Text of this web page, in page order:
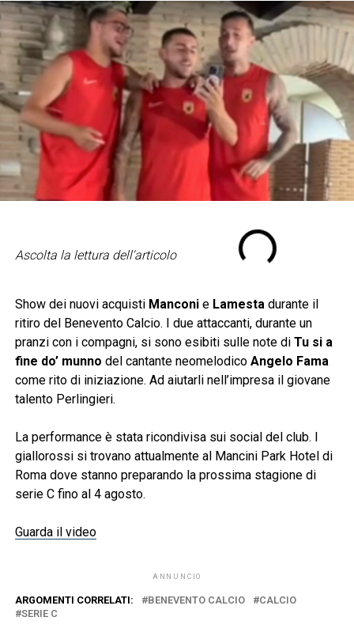
Ascolta la lettura dell'articolo
Show dei nuovi acquisti Manconie Lamesta durante il
ritiro del Benevento Calcio. I due attaccanti, durante un
pranzi con i compagni, si sono esibiti sulle note di Tu si a
fine do’ munno del cantante neomelodico Angelo Fama
come rito di iniziazione. Ad aiutarli nell’impresa il giovane
talento Perlingieri.
La performance è stata ricondivisa sui social del club. I
giallorossi si trovano attualmente al Mancini Park Hotel di
Roma dove stanno preparando la prossima stagione di
serie C fino al 4 agosto.
Guarda il video
ANNUNCIO
ARGOMENTI CORRELATI: BENEVENTO CALCIO
CALCIO
SERIE C